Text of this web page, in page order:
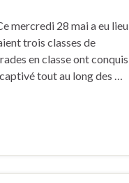
mercredi 28 mai a eu lieu
trois classes de
en classe ont conquis
tout au long des …